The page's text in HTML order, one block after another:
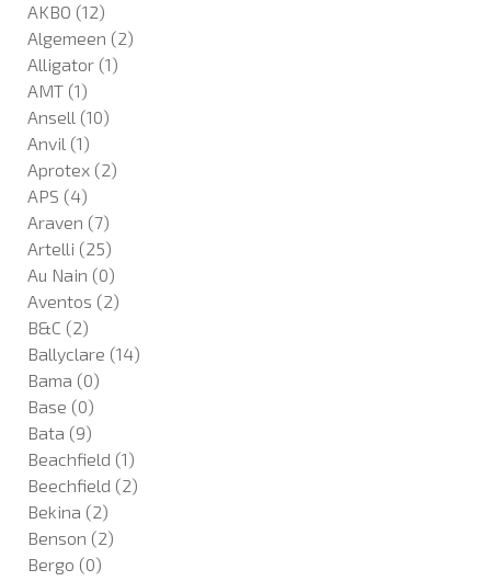
AKBO (12)
Algemeen (2)
Alligator (1)
AMT (1)
Ansell (10)
Anvil (1)
Aprotex (2)
APS (4)
Araven (7)
Artelli (25)
Au Nain (0)
Aventos (2)
B&C (2)
Ballyclare (14)
Bama (0)
Base (0)
Bata (9)
Beachfield (1)
Beechfield (2)
Bekina (2)
Benson (2)
Bergo (0)